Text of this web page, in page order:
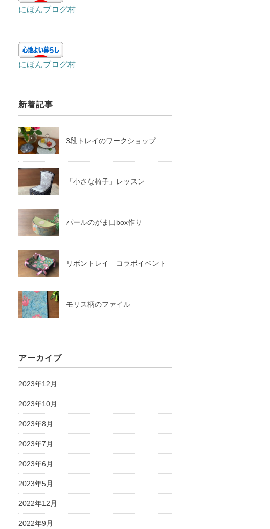
a
にほんブログ村
にほんブログ村
新着記事
3段トレイのワークショップ
「小さな椅子」レッスン
パールのがま口box作り
リボントレイ コラボイベント
モリス柄のファイル
アーカイブ
2023年12月
2023年10月
2023年8月
2023年7月
2023年6月
2023年5月
2022年12月
2022年9月